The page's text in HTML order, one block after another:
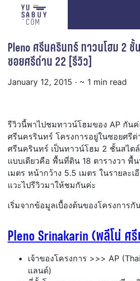
Pleno ศรีนครินทร์ ทาวนโฮม 2
ซอยศรีด่าน 22 [รีวิว]
January 12, 2015 · ~ 1 min read
รีวิวนี้พาไปชมทาวน์โฮมของ AP กันค่
ศรีนครรินทร์ โครงการอยู่ในซอยศรี
ศรีนครินทร์ เป็นทาวน์โฮม 2 ชั้นสไต
แบบเดียวคือ พื้นที่ดิน 18 ตารางวา พื้
เมตร หน้ากว้าง 5.5 เมตร ในรายละเ
แวะไปรีวิวมาให้ชมกันค่ะ
เริ่มจากข้อมูลเบื้องต้นของโครงการกั
Pleno Srinakarin (พลีโน่ ศ
เจ้าของโครงการ >>> AP
แลนด์)